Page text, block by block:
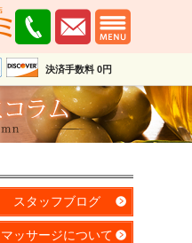
決済手数料 0円
スタッフブログ
マッサージについて